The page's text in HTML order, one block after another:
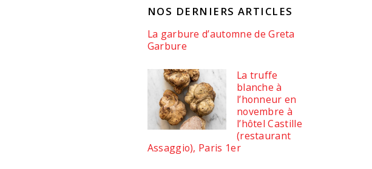
NOS DERNIERS ARTICLES
La garbure d’automne de Greta
Garbure
La truffe
blanche à
l’honneur en
novembre à
l’hôtel Castille
(restaurant
Assaggio), Paris 1er